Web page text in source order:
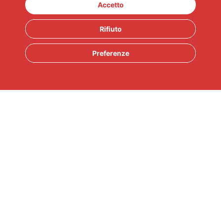
Accetto
Rifiuto
Preferenze